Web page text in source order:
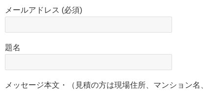
メールアドレス (必須)
題名
メッセージ本文・（見積の方は現場住所、マンション名、